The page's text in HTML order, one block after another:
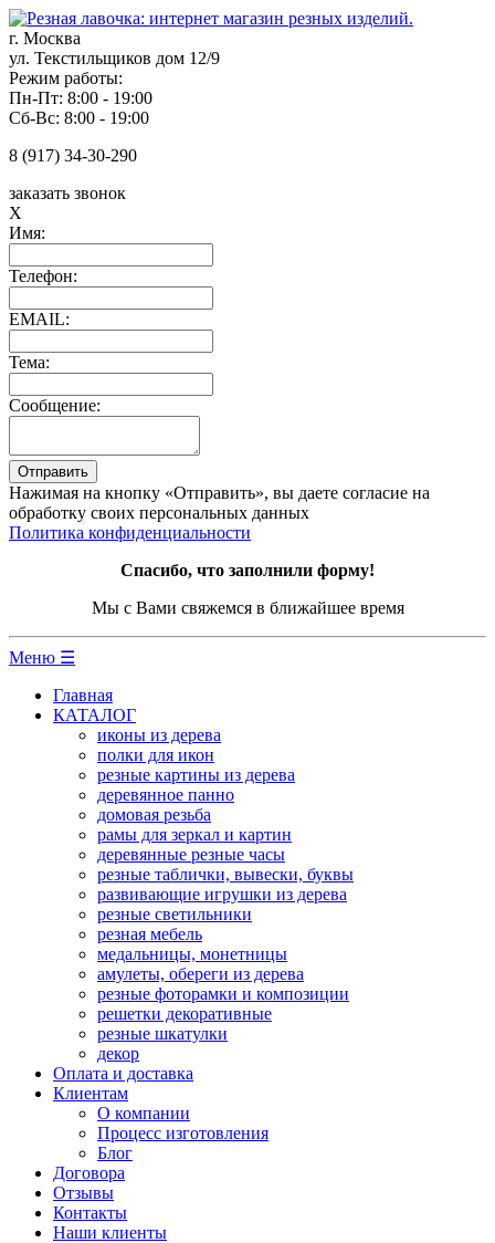
г. Москва
ул. Текстильщиков дом 12/9
Режим работы:
Пн-Пт: 8:00 - 19:00
Сб-Вс: 8:00 - 19:00
8 (917) 34-30-290
заказать звонок
X
Имя:
Телефон:
EMAIL:
Тема:
Сообщение:
Нажимая на кнопку «Отправить», вы даете согласие на
обработку своих персональных данных
Политика конфиденциальности
Спасибо, что заполнили форму!
Мы с Вами свяжемся в ближайшее время
Меню ☰
Главная
КАТАЛОГ
иконы из дерева
полки для икон
резные картины из дерева
деревянное панно
домовая резьба
рамы для зеркал и картин
деревянные резные часы
резные таблички, вывески, буквы
развивающие игрушки из дерева
резные светильники
резная мебель
медальницы, монетницы
амулеты, обереги из дерева
резные фоторамки и композиции
решетки декоративные
резные шкатулки
декор
Оплата и доставка
Клиентам
О компании
Процесс изготовления
Блог
Договора
Отзывы
Контакты
Наши клиенты